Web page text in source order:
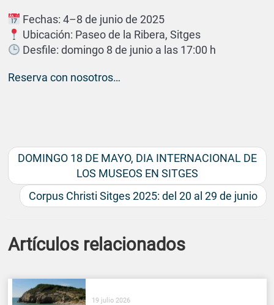
Fechas: 4–8 de junio de 2025
Ubicación: Paseo de la Ribera, Sitges
Desfile: domingo 8 de junio a las 17:00 h
Reserva con nosotros…
DOMINGO 18 DE MAYO, DIA INTERNACIONAL DE
LOS MUSEOS EN SITGES
Corpus Christi Sitges 2025: del 20 al 29 de junio
Artículos relacionados
19 julio 2026